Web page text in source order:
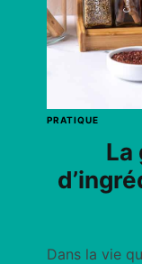
PRATIQUE
La
Dans la vie